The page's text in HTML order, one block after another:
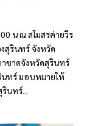
น ณ สโมสรค่ายวีร
สุรินทร์ จังหวัด
ชาดจังหวัดสุรินทร์
ทร์ มอบหมายให้
นทร์...